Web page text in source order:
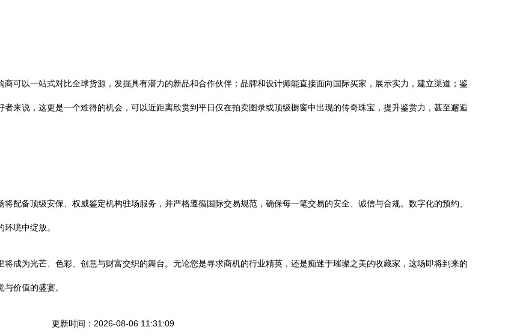
可以一站式对比全球货源，发掘具有潜力的新品和合作伙伴；品牌和设计师能直接面向国际买家，展示实力，建立渠道；鉴
来说，这更是一个难得的机会，可以近距离欣赏到平日仅在拍卖图录或顶级橱窗中出现的传奇珠宝，提升鉴赏力，甚至邂逅
配备顶级安保、权威鉴定机构驻场服务，并严格遵循国际交易规范，确保每一笔交易的安全、诚信与合规。数字化的预约、
境中绽放。
成为光芒、色彩、创意与财富交织的舞台。无论您是寻求商机的行业精英，还是痴迷于璀璨之美的收藏家，这场即将到来的
价值的盛宴。
更新时间：2026-08-06 11:31:09